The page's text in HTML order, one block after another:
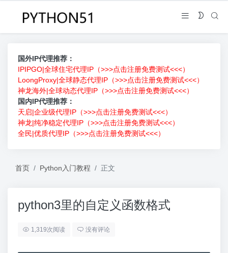
国外IP代理推荐：
IPIPGO|全球住宅代理IP（>>>点击注册免费测试<<<）
LoongProxy|全球静态代理IP（>>>点击注册免费测试<<<）
神龙海外|全球动态代理IP（>>>点击注册免费测试<<<）
国内IP代理推荐：
天启|企业级代理IP（>>>点击注册免费测试<<<）
神龙|纯净稳定代理IP（>>>点击注册免费测试<<<）
全民|优质代理IP（>>>点击注册免费测试<<<）
首页 Python入门教程 正文
python3里的自定义函数格式
1,319次阅读 没有评论